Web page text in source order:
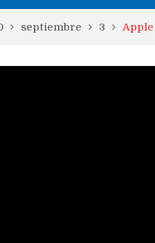
septiembre 3